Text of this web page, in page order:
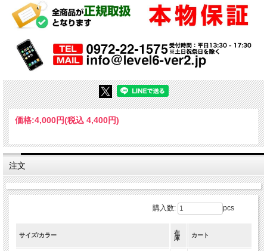
価格:4,000円(税込 4,400円)
注文
購入数: pcs
サイズ/カラー
在
庫
カート